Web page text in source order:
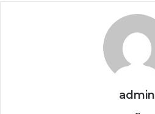
admin